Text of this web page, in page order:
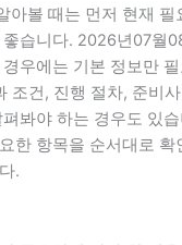
아볼 때는 먼저 현재 필
습니다. 2026년07월
우에는 기본 정보만
조건, 진행 절차, 준비
봐야 하는 경우도 있
한 항목을 순서대로 확
.